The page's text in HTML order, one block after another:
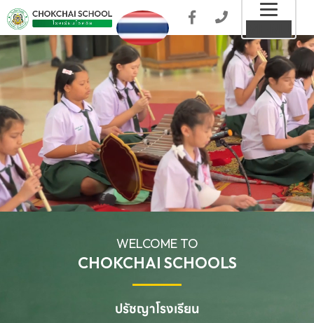
WELCOME TO
CHOKCHAI SCHOOLS
ปรัชญาโรงเรียน